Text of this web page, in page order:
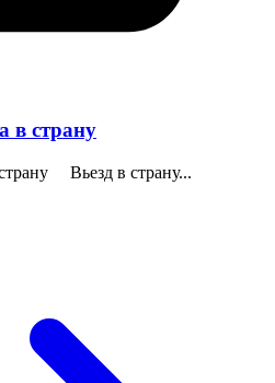
в страну
Вьезд в страну...